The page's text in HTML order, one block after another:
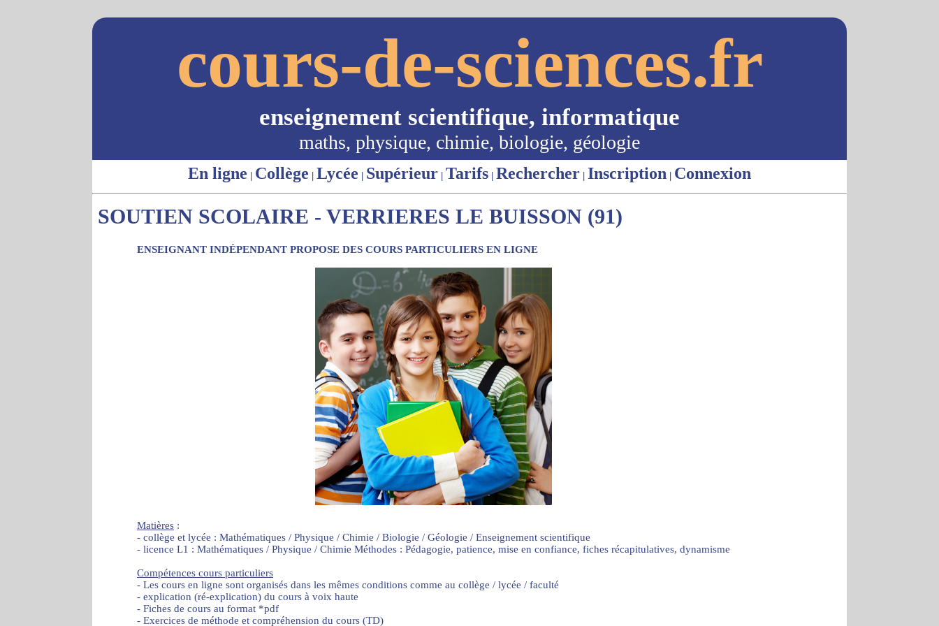
cours-de-sciences.fr
enseignement scientifique, informatique
maths, physique, chimie, biologie, géologie
En ligne | Collège | Lycée | Supérieur | Tarifs | Rechercher | Inscription | Connexion
SOUTIEN SCOLAIRE - VERRIERES LE BUISSON (91)
ENSEIGNANT INDÉPENDANT PROPOSE DES COURS PARTICULIERS EN LIGNE
Matières :
- collège et lycée : Mathématiques / Physique / Chimie / Biologie / Géologie / Enseignement scientifique
- licence L1 : Mathématiques / Physique / Chimie Méthodes : Pédagogie, patience, mise en confiance, fiches récapitulatives, dynamisme
Compétences cours particuliers
- Les cours en ligne sont organisés dans les mêmes conditions comme au collège / lycée / faculté
- explication (ré-explication) du cours à voix haute
- Fiches de cours au format *pdf
- Exercices de méthode et compréhension du cours (TD)